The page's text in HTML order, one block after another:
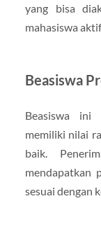
yang bisa
mahasiswa
Beasiswa
Beasiswa ini
memiliki nilai
baik.
mendapatkan
sesuai dengan